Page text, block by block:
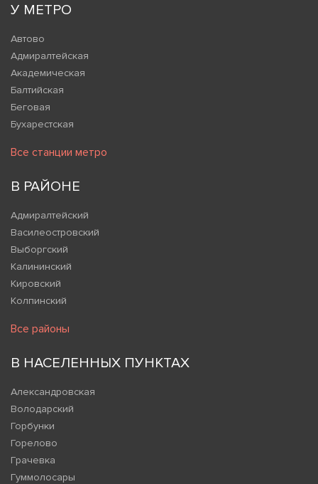
У МЕТРО
Автово
Адмиралтейская
Академическая
Балтийская
Беговая
Бухарестская
Все станции метро
В РАЙОНЕ
Адмиралтейский
Василеостровский
Выборгский
Калининский
Кировский
Колпинский
Все районы
В НАСЕЛЕННЫХ ПУНКТАХ
Александровская
Володарский
Горбунки
Горелово
Грачевка
Гуммолосары